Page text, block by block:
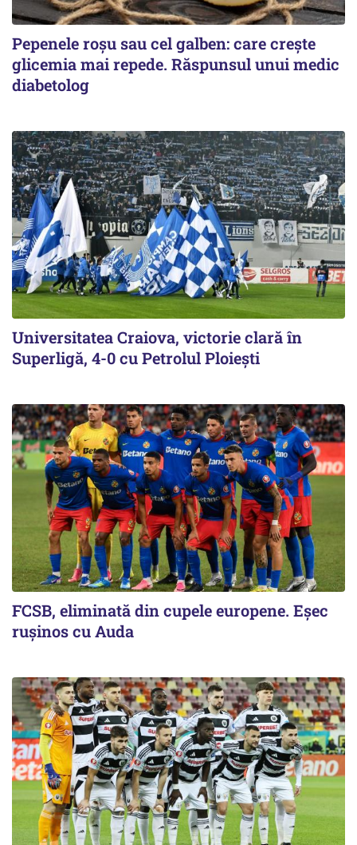
Pepenele roșu sau cel galben: care crește
glicemia mai repede. Răspunsul unui medic
diabetolog
Universitatea Craiova, victorie clară în
Superligă, 4-0 cu Petrolul Ploieşti
FCSB, eliminată din cupele europene. Eşec
ruşinos cu Auda